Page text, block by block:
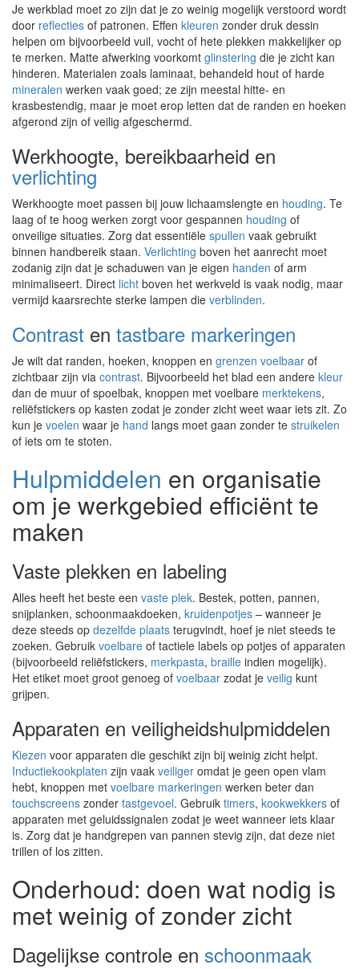
Je werkblad moet zo zijn dat je zo weinig mogelijk verstoord wordt
door reflecties of patronen. Effen kleuren zonder druk dessin
helpen om bijvoorbeeld vuil, vocht of hete plekken makkelijker op
te merken. Matte afwerking voorkomt glinstering die je zicht kan
hinderen. Materialen zoals laminaat, behandeld hout of harde
mineralen werken vaak goed; ze zijn meestal hitte- en
krasbestendig, maar je moet erop letten dat de randen en hoeken
afgerond zijn of veilig afgeschermd.
Werkhoogte, bereikbaarheid en
verlichting
Werkhoogte moet passen bij jouw lichaamslengte en houding. Te
laag of te hoog werken zorgt voor gespannen houding of
onveilige situaties. Zorg dat essentiële spullen vaak gebruikt
binnen handbereik staan. Verlichting boven het aanrecht moet
zodanig zijn dat je schaduwen van je eigen handen of arm
minimaliseert. Direct licht boven het werkveld is vaak nodig, maar
vermijd kaarsrechte sterke lampen die verblinden.
Contrast en tastbare markeringen
Je wilt dat randen, hoeken, knoppen en grenzen voelbaar of
zichtbaar zijn via contrast. Bijvoorbeeld het blad een andere kleur
dan de muur of spoelbak, knoppen met voelbare merktekens,
reliëfstickers op kasten zodat je zonder zicht weet waar iets zit. Zo
kun je voelen waar je hand langs moet gaan zonder te struikelen
of iets om te stoten.
Hulpmiddelen en organisatie
om je werkgebied efficiënt te
maken
Vaste plekken en labeling
Alles heeft het beste een vaste plek. Bestek, potten, pannen,
snijplanken, schoonmaakdoeken, kruidenpotjes – wanneer je
deze steeds op dezelfde plaats terugvindt, hoef je niet steeds te
zoeken. Gebruik voelbare of tactiele labels op potjes of apparaten
(bijvoorbeeld reliëfstickers, merkpasta, braille indien mogelijk).
Het etiket moet groot genoeg of voelbaar zodat je veilig kunt
grijpen.
Apparaten en veiligheidshulpmiddelen
Kiezen voor apparaten die geschikt zijn bij weinig zicht helpt.
Inductiekookplaten zijn vaak veiliger omdat je geen open vlam
hebt, knoppen met voelbare markeringen werken beter dan
touchscreens zonder tastgevoel. Gebruik timers, kookwekkers of
apparaten met geluidssignalen zodat je weet wanneer iets klaar
is. Zorg dat je handgrepen van pannen stevig zijn, dat deze niet
trillen of los zitten.
Onderhoud: doen wat nodig is
met weinig of zonder zicht
Dagelijkse controle en schoonmaak